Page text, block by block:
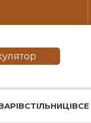
СТІЛЬНИЦІ